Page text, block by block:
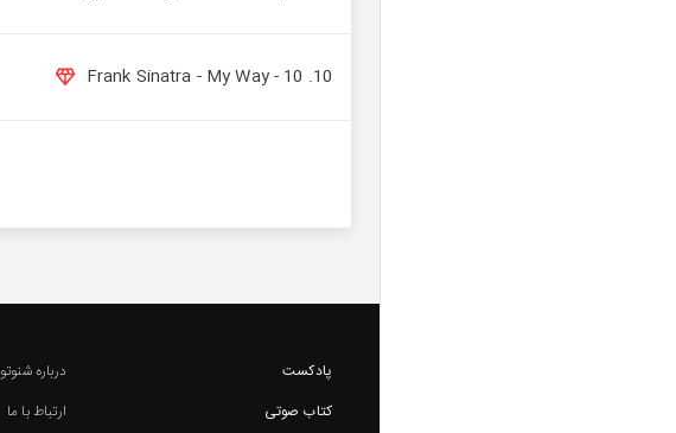
10. 10 - Frank Sinatra - My Way
پادکست
کتاب صوتی
درباره شنوتو
ارتباط با ما